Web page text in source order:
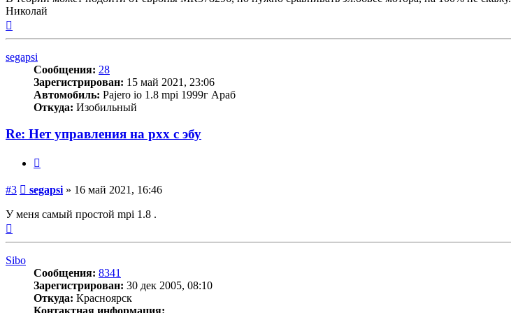
Николай
segapsi
Сообщения: 28
Зарегистрирован: 15 май 2021, 23:06
Автомобиль: Pajero io 1.8 mpi 1999г Араб
Откуда: Изобильный
Re: Нет управления на рхх с эбу
#3 Сообщение
segapsi » 16 май 2021, 16:46
У меня самый простой mpi 1.8 .
Sibo
Сообщения: 8341
Зарегистрирован: 30 дек 2005, 08:10
Откуда: Красноярск